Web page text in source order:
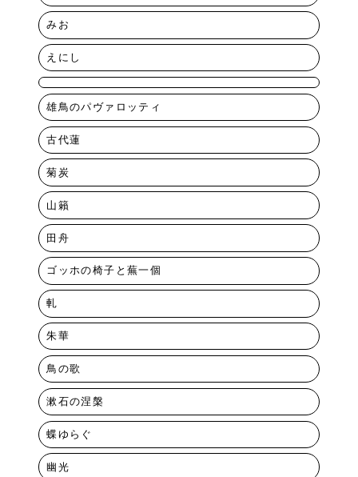
みお
えにし
雄鳥のパヴァロッティ
古代蓮
菊炭
山籟
田舟
ゴッホの椅子と蕪一個
軋
朱華
鳥の歌
漱石の涅槃
蝶ゆらぐ
幽光